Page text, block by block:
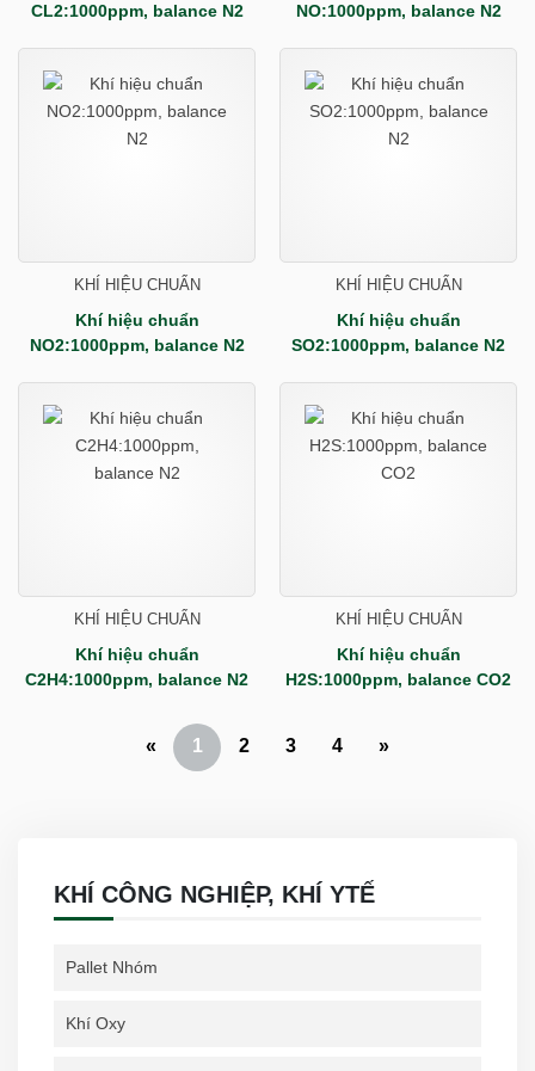
CL2:1000ppm, balance N2
NO:1000ppm, balance N2
KHÍ HIỆU CHUẨN
Khí hiệu chuẩn
NO2:1000ppm, balance N2
KHÍ HIỆU CHUẨN
Khí hiệu chuẩn
SO2:1000ppm, balance N2
KHÍ HIỆU CHUẨN
Khí hiệu chuẩn
C2H4:1000ppm, balance N2
KHÍ HIỆU CHUẨN
Khí hiệu chuẩn
H2S:1000ppm, balance CO2
« 1 2 3 4 »
KHÍ CÔNG NGHIỆP, KHÍ YTẾ
Pallet Nhóm
Khí Oxy